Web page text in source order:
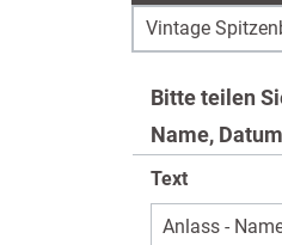
Vintage
Bitte teilen
Name,
Text